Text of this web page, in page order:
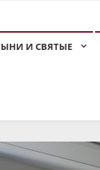
И СВЯТЫЕ